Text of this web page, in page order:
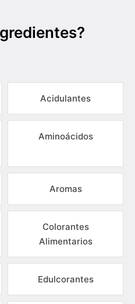
Acidulantes
Aminoácidos
Aromas
Colorantes
Alimentarios
Edulcorantes